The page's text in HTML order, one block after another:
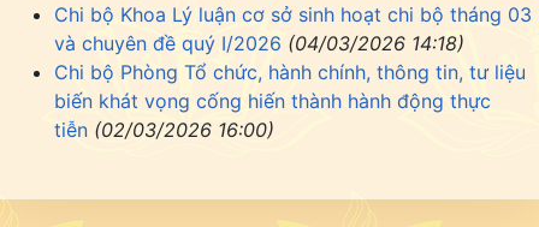
Chi bộ Khoa Lý luận cơ sở sinh hoạt chi bộ tháng 03
và chuyên đề quý I/2026 (04/03/2026 14:18)
Chi bộ Phòng Tổ chức, hành chính, thông tin, tư liệu
biến khát vọng cống hiến thành hành động thực
tiễn (02/03/2026 16:00)